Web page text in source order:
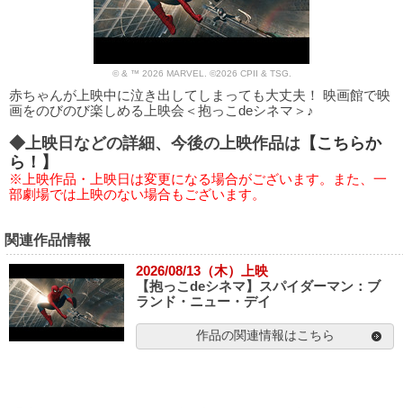
© & ™ 2026 MARVEL. ©2026 CPII & TSG.
赤ちゃんが上映中に泣き出してしまっても大丈夫！ 映画館で映
画をのびのび楽しめる上映会＜抱っこdeシネマ＞♪
◆上映日などの詳細、今後の上映作品は 【こちらか
ら！】
※上映作品・上映日は変更になる場合がございます。また、一
部劇場では上映のない場合もございます。
関連作品情報
2026/08/13（木）上映
【抱っこdeシネマ】スパイダーマン：ブ
ランド・ニュー・デイ
作品の関連情報はこちら